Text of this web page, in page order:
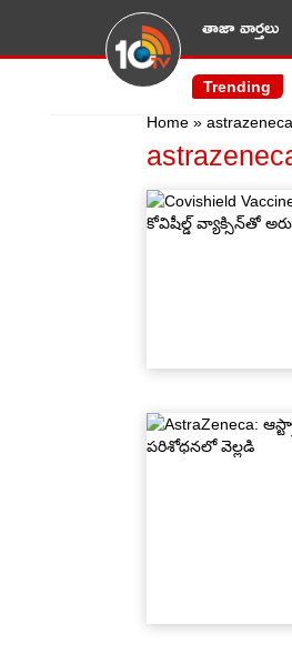
తాజా వార్తలు
Trending
Home » astrazeneca